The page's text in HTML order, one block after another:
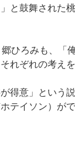
と鼓舞された
ひろみも、「
れぞれの考えを
得意」という
テイソン）が